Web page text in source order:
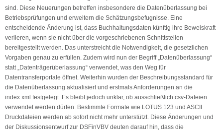
sind. Diese Neuerungen betreffen insbesondere die Datenüberlassung bei
Betriebsprüfungen und erweitern die Schätzungsbefugnisse. Eine
entscheidende Änderung ist, dass Buchhaltungsdaten künftig ihre Beweiskraft
verlieren, wenn sie nicht über die vorgeschriebenen Schnittstellen
bereitgestellt werden. Das unterstreicht die Notwendigkeit, die gesetzlichen
Vorgaben genau zu erfüllen. Zudem wird nun der Begriff „Datenüberlassung“
statt „Datenträgerüberlassung“ verwendet, was den Weg für
Datentransferportale öffnet. Weiterhin wurden der Beschreibungsstandard für
die Datenüberlassung aktualisiert und erstmals Anforderungen an die
index.xml festgelegt. Es bleibt jedoch unklar, ob ausschließlich csv-Dateien
verwendet werden dürfen. Bestimmte Formate wie LOTUS 123 und ASCII
Druckdateien werden ab sofort nicht mehr unterstützt. Diese Änderungen und
der Diskussionsentwurf zur DSFinVBV deuten darauf hin, dass die